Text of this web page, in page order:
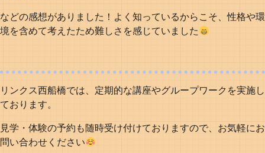
などの感想がありました！よく知っているからこそ、性格や環
境を含めて考えたため難しさを感じていました
リンクス西船橋では、定期的な講座やグループワークを実施し
ております。
見学・体験の予約も随時受け付けておりますので、お気軽にお
問い合わせください